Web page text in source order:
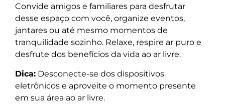
Convide amigos e familiares para desfrutar
desse espaço com você, organize eventos,
jantares ou até mesmo momentos de
tranquilidade sozinho. Relaxe, respire ar puro e
desfrute dos benefícios da vida ao ar livre.
Dica: Desconecte-se dos dispositivos
eletrônicos e aproveite o momento presente
em sua área ao ar livre.